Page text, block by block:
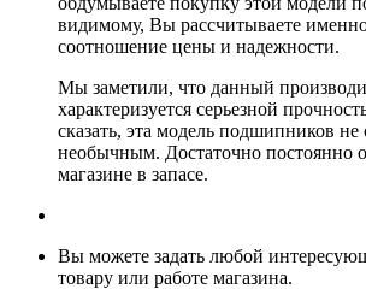
видимому, Вы рассчитываете
соотношение цены и надежности.
Мы заметили, что данный
характеризуется серьезной
сказать, эта модель подшипников не
необычным. Достаточно постоянно
магазине в запасе.
Вы можете задать любой
товару или работе магазина.